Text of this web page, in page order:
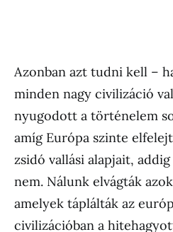
Azonban azt tudni kell –
minden nagy civilizáció
nyugodott a történelem
amíg Európa szinte
zsidó vallási alapjait,
nem. Nálunk elvágták
amelyek táplálták az
civilizációban a